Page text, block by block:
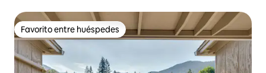
Favorito entre huéspedes
Favorito entre huéspedes